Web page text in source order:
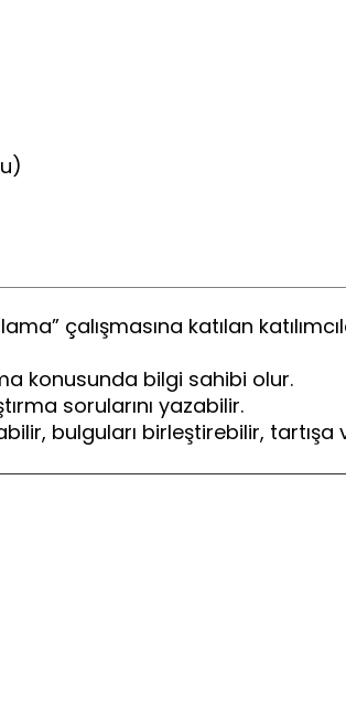
çalışmasına katılan
konusunda bilgi sahibi olur.
sorularını yazabilir.
bulguları birleştirebilir, tartışa